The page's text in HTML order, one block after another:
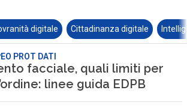
digitale Cittadinanza digitale
PROT DATI
facciale, quali limiti per
linee guida EDPB